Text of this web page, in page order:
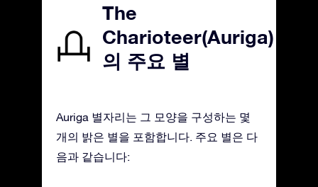
The
Charioteer(Auriga)
의 주요 별
Auriga 별자리는 그 모양을 구성하는 몇
개의 밝은 별을 포함합니다. 주요 별은 다
음과 같습니다: